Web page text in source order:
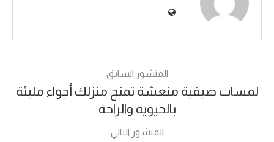
المنشور السابق
لمسات صيفية منعشة تمنح منزلك أجواء مليئة
بالحيوية والراحة
المنشور التالي